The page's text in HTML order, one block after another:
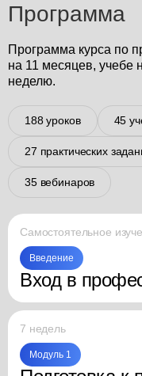
Программа
Программа курса по
на 11 месяцев, учебе
неделю.
188 уроков 45
27 практических
35 вебинаров
Самостоятельное
Введение
Вход в
Знакомство с
состоят.
Как учиться
7 недель
Модуль 1